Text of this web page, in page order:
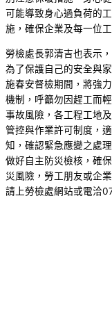
可能導致身心過負荷的
施，確保企業及每一位
勞檢處長郭清吉也表示
為了保護自己的安全與
施春安督檢期間，將強
機制，呼籲勿因趕工而
事故風險，各工程工地
管控與作業許可制度，
知，確認緊急應變之處
做好自主防災檢核，確
災風險，勞工朋友或企
請上勞檢處網站或電洽